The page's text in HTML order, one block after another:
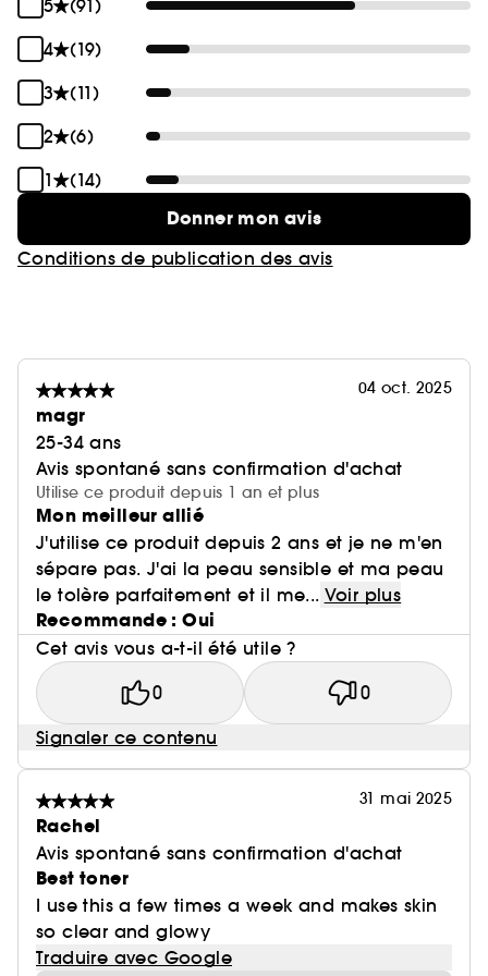
5
(91)
4
(19)
3
(11)
2
(6)
1
(14)
Donner mon avis
Conditions de publication des avis
04 oct. 2025
magr
25-34 ans
Avis spontané sans confirmation d'achat
Utilise ce produit depuis 1 an et plus
Mon meilleur allié
J'utilise ce produit depuis 2 ans et je ne m'en
sépare pas. J'ai la peau sensible et ma peau
le tolère parfaitement et il me... Voir plus
Recommande : Oui
Cet avis vous a-t-il été utile ?
0 0
Signaler ce contenu
31 mai 2025
Rachel
Avis spontané sans confirmation d'achat
Best toner
I use this a few times a week and makes skin
so clear and glowy
Traduire avec Google